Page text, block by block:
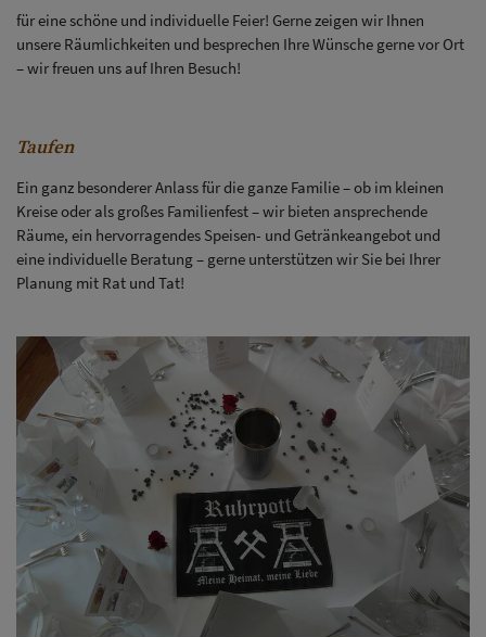
für eine schöne und individuelle Feier! Gerne zeigen wir Ihnen
unsere Räumlichkeiten und besprechen Ihre Wünsche gerne vor Ort
– wir freuen uns auf Ihren Besuch!
Taufen
Ein ganz besonderer Anlass für die ganze Familie – ob im kleinen
Kreise oder als großes Familienfest – wir bieten ansprechende
Räume, ein hervorragendes Speisen- und Getränkeangebot und
eine individuelle Beratung – gerne unterstützen wir Sie bei Ihrer
Planung mit Rat und Tat!